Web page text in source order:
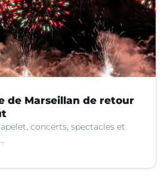
de Marseillan de retour
concerts, spectacles et